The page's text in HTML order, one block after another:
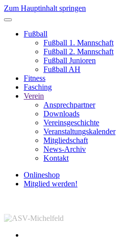
Zum Hauptinhalt springen
Fußball
Fußball 1. Mannschaft
Fußball 2. Mannschaft
Fußball Junioren
Fußball AH
Fitness
Fasching
Verein
Ansprechpartner
Downloads
Vereinsgeschichte
Veranstaltungskalender
Mitgliedschaft
News-Archiv
Kontakt
Onlineshop
Mitglied werden!